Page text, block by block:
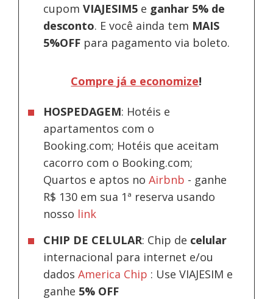
cupomVIAJESIM5 e ganhar 5% de
desconto. E você ainda tem MAIS
5%OFF para pagamento via boleto.
Compre já e economize!
HOSPEDAGEM: Hotéis e
apartamentos com o
Booking.com; Hotéis que aceitam
cacorro com o Booking.com;
Quartos e aptos noAirbnb - ganhe
R$ 130 em sua 1ª reserva usando
nosso link
CHIP DE CELULAR: Chip de celular
internacional para internet e/ou
dadosAmerica Chip : Use VIAJESIM e
ganhe 5% OFF